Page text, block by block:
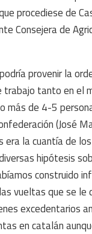
procediese de
Consejera de
provenir la
tanto en el
más de 4-5
(José
la cuantía de
hipótesis
construido
vueltas que se
excedentarios
en catalán